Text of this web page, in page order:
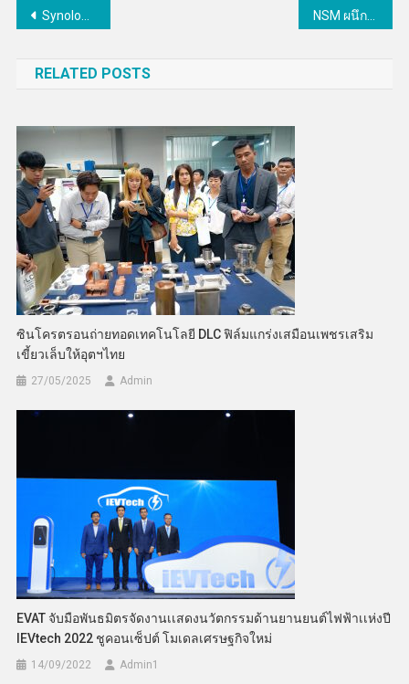
แนะแนว
Synology เปิด 3 ความท้าทายของวงการศึกษาไทยหลัง SaaS แห่ปรับราคาแนะตั้งระบบในองค์กรแทน NSM ผนึกความร่วมมือ 40 เครือข่ายพิพิธภัณฑ์และแหล่งเรียนรู้วิทยาศาสตร์ประเทศไทย
RELATED POSTS
ซินโครตรอนถ่ายทอดเทคโนโลยี DLC ฟิล์มแกร่งเสมือนเพชรเสริม
เขี้ยวเล็บให้อุตฯไทย
27/05/2025 Admin
EVAT จับมือพันธมิตรจัดงานเเสดงนวัตกรรมด้านยานยนต์ไฟฟ้าเเห่งปี
IEVtech 2022 ชูคอนเซ็ปต์ โมเดลเศรษฐกิจใหม่
14/09/2022 Admin​1